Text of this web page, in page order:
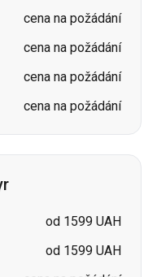
cena na požádání
od 1599 UAH
cena na požádání
cena na požádání